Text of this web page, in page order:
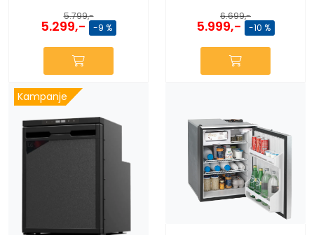
5.799,-
5.299,- -9 %
6.699,-
5.999,- -10 %
Kampanje